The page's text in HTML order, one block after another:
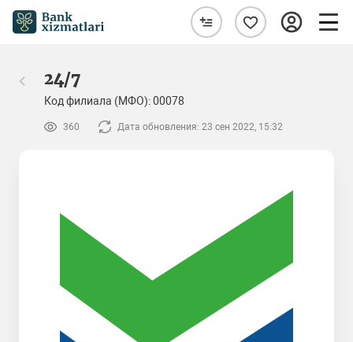
24/7
Код филиала (МФО): 00078
360 Дата обновления: 23 сен 2022, 15:32